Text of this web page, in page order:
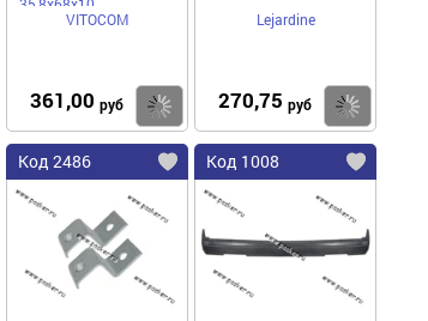
35,8х68х10
двубортный,
VITOCOM
361,00 руб Купить
Lejardine
270,75 руб
Код 2486 Код 1008